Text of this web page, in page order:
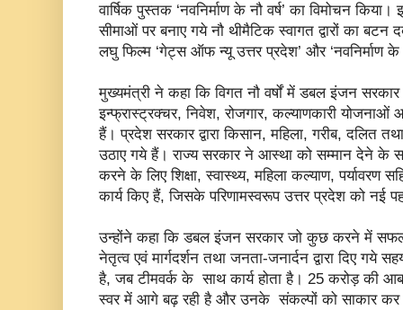
वार्षिक पुस्तक ‘नवनिर्माण के नौ वर्ष’ का विमोचन
सीमाओं पर बनाए गये नौ थीमैटिक स्वागत द्वारों का बटन
लघु फिल्म ‘गेट्स ऑफ न्यू उत्तर प्रदेश’ और ‘नवनिर्माण के
मुख्यमंत्री ने कहा कि विगत नौ वर्षों में डबल इंजन
इन्फ्रास्ट्रक्चर, निवेश, रोजगार, कल्याणकारी योजनाओं
हैं। प्रदेश सरकार द्वारा किसान, महिला, गरीब,
उठाए गये हैं। राज्य सरकार ने आस्था को सम्मान देने के
करने के लिए शिक्षा, स्वास्थ्य, महिला कल्याण, पर्यावरण
कार्य किए हैं, जिसके परिणामस्वरूप उत्तर प्रदेश को नई
उन्होंने कहा कि डबल इंजन सरकार जो कुछ करने में सफल
नेतृत्व एवं मार्गदर्शन तथा जनता-जनार्दन द्वारा दिए गये
है, जब टीमवर्क के साथ कार्य होता है। 25 करोड़ की
स्वर में आगे बढ़ रही है और उनके संकल्पों को साकार कर